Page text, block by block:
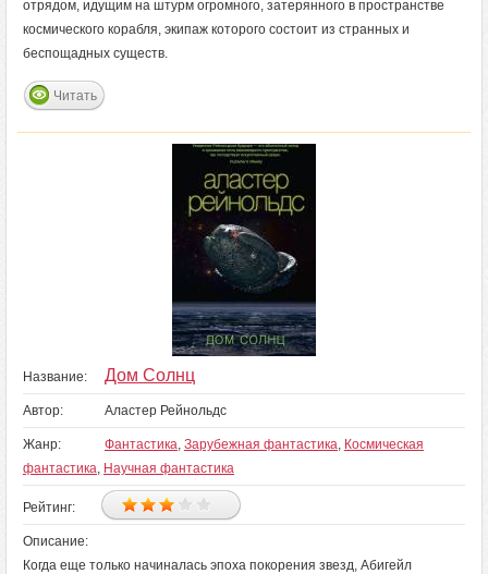
отрядом, идущим на штурм огромного, затерянного в пространстве
космического корабля, экипаж которого состоит из странных и
беспощадных существ.
Читать
Название: Дом Солнц
Автор: Аластер Рейнольдс
Жанр: Фантастика, Зарубежная фантастика, Космическая
фантастика, Научная фантастика
Рейтинг:
Описание:
Когда еще только начиналась эпоха покорения звезд, Абигейл